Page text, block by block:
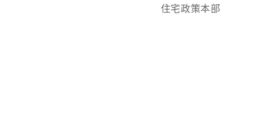
住宅政策本部